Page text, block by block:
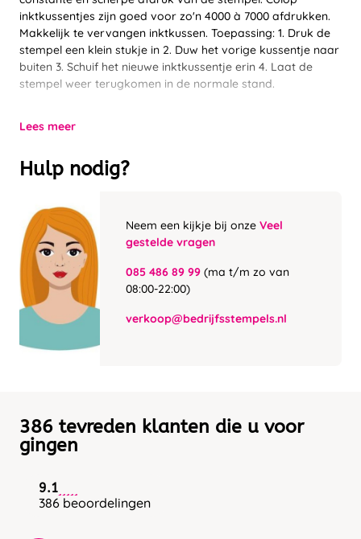
inktkussentjes zijn goed voor zo'n 4000 à 7000 afdrukken.
Makkelijk te vervangen inktkussen. Toepassing: 1. Druk de
stempel een klein stukje in 2. Duw het vorige kussentje naar
buiten 3. Schuif het nieuwe inktkussentje erin 4. Laat de
stempel weer terugkomen in de normale stand.
Lees meer
Hulp nodig?
Neem een kijkje bij onze Veel
gestelde vragen
085 486 89 99 (ma t/m zo van
08:00-22:00)
verkoop@bedrijfsstempels.nl
386 tevreden klanten die u voor
gingen
9.1
386 beoordelingen